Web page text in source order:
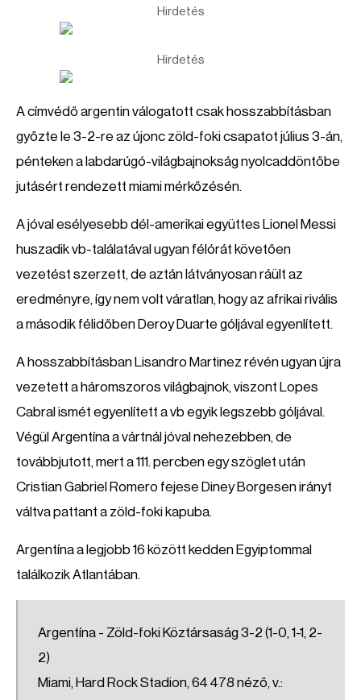
Hirdetés
Hirdetés
A címvédő argentin válogatott csak hosszabbításban
győzte le 3-2-re az újonc zöld-foki csapatot július 3-án,
pénteken a labdarúgó-világbajnokság nyolcaddöntőbe
jutásért rendezett miami mérkőzésén.
A jóval esélyesebb dél-amerikai együttes Lionel Messi
huszadik vb-találatával ugyan félórát követően
vezetést szerzett, de aztán látványosan ráült az
eredményre, így nem volt váratlan, hogy az afrikai rivális
a második félidőben Deroy Duarte góljával egyenlített.
A hosszabbításban Lisandro Martinez révén ugyan újra
vezetett a háromszoros világbajnok, viszont Lopes
Cabral ismét egyenlített a vb egyik legszebb góljával.
Végül Argentína a vártnál jóval nehezebben, de
továbbjutott, mert a 111. percben egy szöglet után
Cristian Gabriel Romero fejese Diney Borgesen irányt
váltva pattant a zöld-foki kapuba.
Argentína a legjobb 16 között kedden Egyiptommal
találkozik Atlantában.
Argentína - Zöld-foki Köztársaság 3-2 (1-0, 1-1, 2-
2)
Miami, Hard Rock Stadion, 64 478 néző, v.: